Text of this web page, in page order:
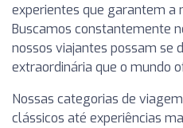
experientes que garantem a
Buscamos constantemente
nossos viajantes possam se
extraordinária que o mundo
Nossas categorias de
clássicos até experiências